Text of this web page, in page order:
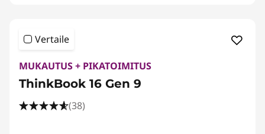
Vertaile
MUKAUTUS + PIKATOIMITUS
ThinkBook 16 Gen 9
(38)